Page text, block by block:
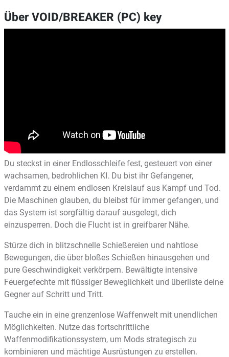
Über VOID/BREAKER (PC) key
Du steckst in einer Endlosschleife fest, gesteuert von einer
wachsamen, bedrohlichen KI. Du bist ihr Gefangener,
verdammt zu einem endlosen Kreislauf aus Kampf und Tod.
Die Maschinen glauben, du bleibst für immer gefangen, und
das System ist sorgfältig darauf ausgelegt, dich
einzusperren. Doch die Flucht ist in greifbarer Nähe.
Stürze dich in blitzschnelle Schießereien und nahtlose
Bewegungen, die über bloßes Schießen hinausgehen und
pure Geschwindigkeit verkörpern. Bewältigte intensive
Feuergefechte mit flüssiger Beweglichkeit und überliste deine
Gegner auf Schritt und Tritt.
Tauche ein in eine grenzenlose Waffenwelt mit unendlichen
Möglichkeiten. Nutze das fortschrittliche
Waffenmodifikationssystem, um Mods strategisch zu
kombinieren und mächtige Ausrüstungen zu erstellen.